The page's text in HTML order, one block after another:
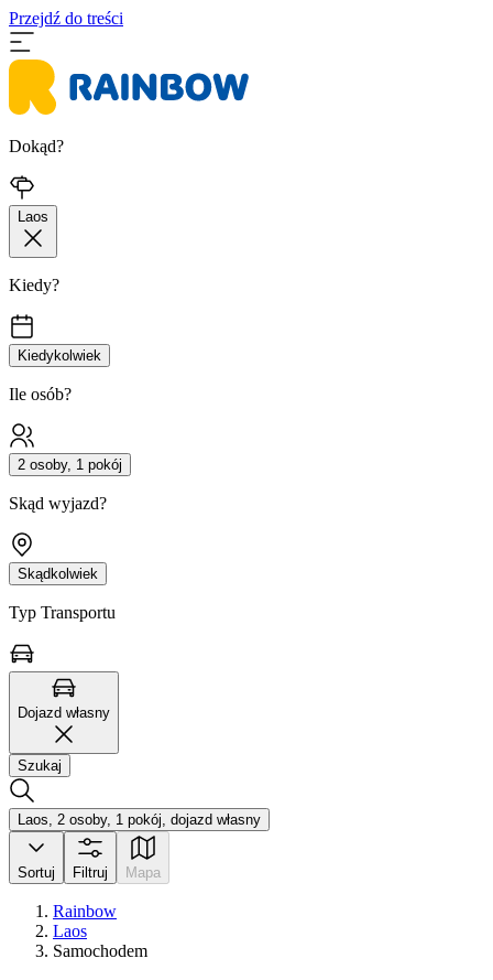
Przejdź do treści
Dokąd?
Laos
Kiedy?
Kiedykolwiek
Ile osób?
2 osoby, 1 pokój
Skąd wyjazd?
Skądkolwiek
Typ Transportu
Dojazd własny
Szukaj
Laos, 2 osoby, 1 pokój, dojazd własny
Sortuj Filtruj Mapa
Rainbow
Laos
Samochodem